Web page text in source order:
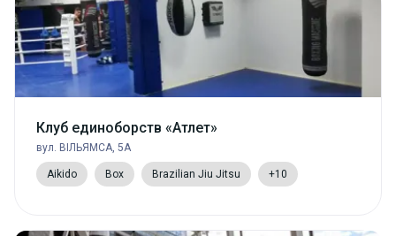
Клуб единоборств «Атлет»
вул. ВІЛЬЯМСА, 5А
Aikido Box Brazilian Jiu Jitsu +10